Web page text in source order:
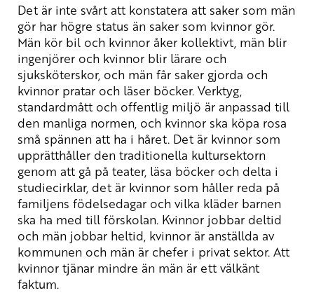
Det är inte svårt att konstatera att saker som män
gör har högre status än saker som kvinnor gör.
Män kör bil och kvinnor åker kollektivt, män blir
ingenjörer och kvinnor blir lärare och
sjuksköterskor, och män får saker gjorda och
kvinnor pratar och läser böcker. Verktyg,
standardmått och offentlig miljö är anpassad till
den manliga normen, och kvinnor ska köpa rosa
små spännen att ha i håret. Det är kvinnor som
upprätthåller den traditionella kultursektorn
genom att gå på teater, läsa böcker och delta i
studiecirklar, det är kvinnor som håller reda på
familjens födelsedagar och vilka kläder barnen
ska ha med till förskolan. Kvinnor jobbar deltid
och män jobbar heltid, kvinnor är anställda av
kommunen och män är chefer i privat sektor. Att
kvinnor tjänar mindre än män är ett välkänt
faktum.